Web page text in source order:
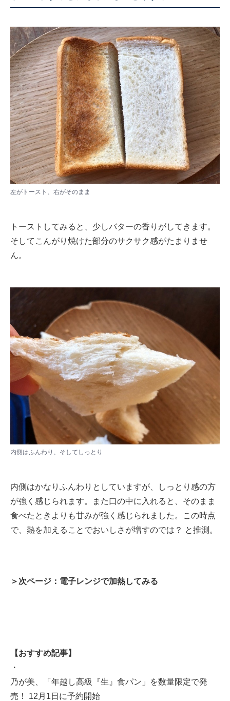
左がトースト、右がそのまま
トーストしてみると、少しバターの香りがしてきます。
そしてこんがり焼けた部分のサクサク感がたまりませ
ん。
内側はふんわり、そしてしっとり
内側はかなりふんわりとしていますが、しっとり感の方
が強く感じられます。また口の中に入れると、そのまま
食べたときよりも甘みが強く感じられました。この時点
で、熱を加えることでおいしさが増すのでは？ と推測。
＞次ページ：電子レンジで加熱してみる
【おすすめ記事】
・
乃が美、「年越し高級『生』食パン」を数量限定で発
売！ 12月1日に予約開始